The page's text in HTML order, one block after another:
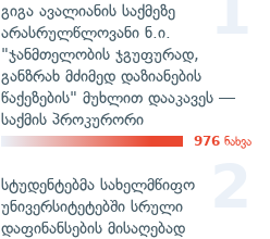
გიგა ავალიანის საქმეზე
არასრულწლოვანი ნ.ი.
"ჯანმთელობის ჯგუფურად,
განზრახ მძიმედ დაზიანების
წაქეზების" მუხლით დააკავეს —
საქმის პროკურორი
976 ნახვა
სტუდენტებმა სახელმწიფო
უნივერსიტეტებში სრული
დაფინანსების მისაღებად